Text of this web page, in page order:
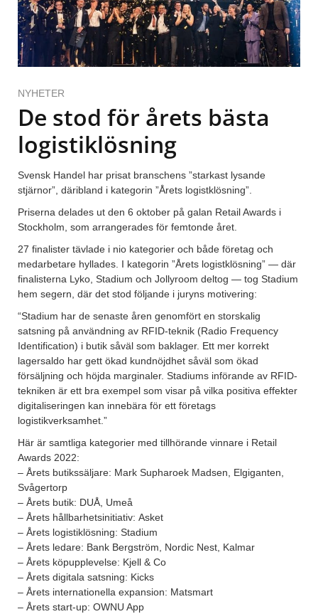
NYHETER
De stod för årets bästa
logistiklösning
Svensk Handel har prisat branschens ”starkast lysande
stjärnor”, däribland i kategorin ”Årets logistklösning”.
Priserna delades ut den 6 oktober på galan Retail Awards i
Stockholm, som arrangerades för femtonde året.
27 finalister tävlade i nio kategorier och både företag och
medarbetare hyllades. I kategorin ”Årets logistklösning” — där
finalisterna Lyko, Stadium och Jollyroom deltog — tog Stadium
hem segern, där det stod följande i juryns motivering:
“Stadium har de senaste åren genomfört en storskalig
satsning på användning av RFID-teknik (Radio Frequency
Identification) i butik såväl som baklager. Ett mer korrekt
lagersaldo har gett ökad kundnöjdhet såväl som ökad
försäljning och höjda marginaler. Stadiums införande av RFID-
tekniken är ett bra exempel som visar på vilka positiva effekter
digitaliseringen kan innebära för ett företags
logistikverksamhet.”
Här är samtliga kategorier med tillhörande vinnare i Retail
Awards 2022:
– Årets butikssäljare: Mark Supharoek Madsen, Elgiganten,
Svågertorp
– Årets butik: DUÅ, Umeå
– Årets hållbarhetsinitiativ: Asket
– Årets logistiklösning: Stadium
– Årets ledare: Bank Bergström, Nordic Nest, Kalmar
– Årets köpupplevelse: Kjell & Co
– Årets digitala satsning: Kicks
– Årets internationella expansion: Matsmart
– Årets start-up: OWNU App